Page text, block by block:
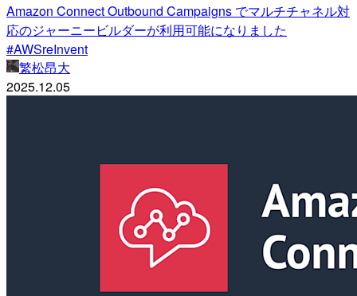
Amazon Connect Outbound Campaigns でマルチチャネル対
応のジャーニービルダーが利用可能になりました
#AWSreInvent
繁松昂大
2025.12.05